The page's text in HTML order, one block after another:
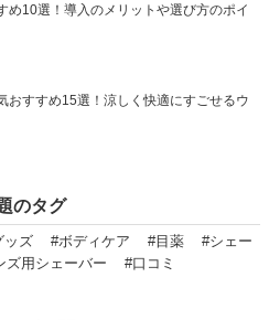
め10選！導入のメリットや選び方のポイ
おすすめ15選！涼しく快適にすごせるウ
のタグ
ッズ #ボディケア #目薬
#シェー
ズ用シェーバー #口コミ